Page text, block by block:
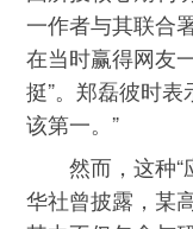
一作者与其联合
在当时赢得网友
挺”。郑磊彼时
该第一。”
然而，这种“
华社曾披露，某